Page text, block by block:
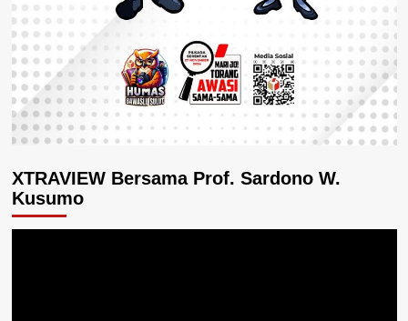
XTRAVIEW Bersama Prof. Sardono W.
Kusumo